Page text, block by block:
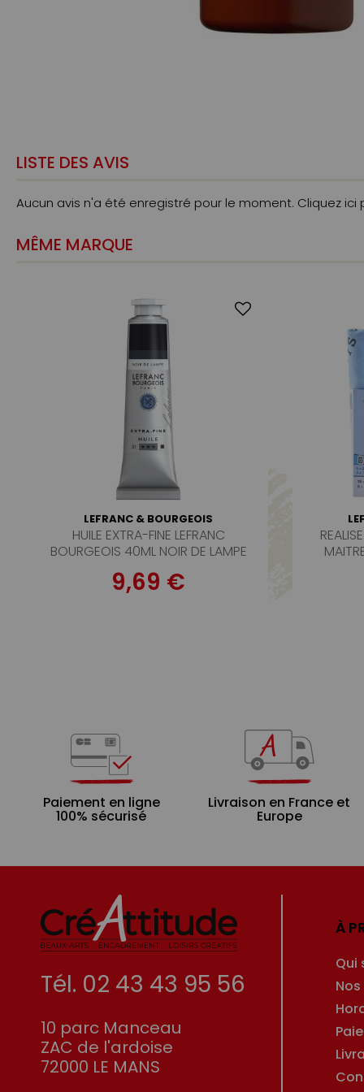
LISTE DES AVIS
Aucun avis n'a été enregistré pour le moment. Cliquez ici
MÊME MARQUE
LEFRANC & BOURGEOIS
HUILE EXTRA-FINE LEFRANC
BOURGEOIS 40ML NOIR DE LAMPE
9,69 €
Paiement en ligne
100% sécurisé
Livraison en France et
Europe
Tél. 02 43 43 95 56
10 parc Manceau
ZAC de l'ardoise
72000 LE MANS
À
Qui